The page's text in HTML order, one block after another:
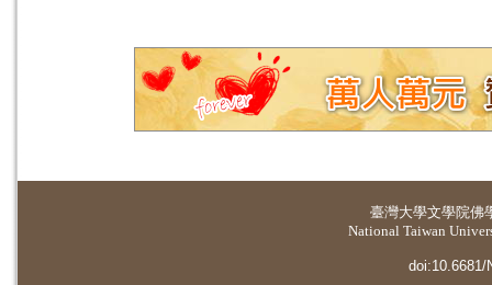
臺灣大學文學院佛
National Taiwan
doi:10.6681/